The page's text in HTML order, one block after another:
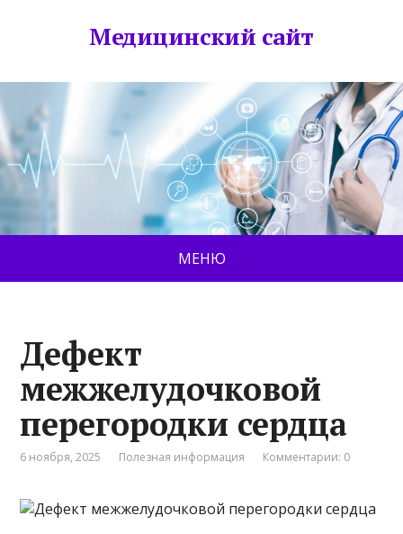
Медицинский сайт
МЕНЮ
Дефект
межжелудочковой
перегородки сердца
6 ноября, 2025 Полезная информация Комментарии: 0